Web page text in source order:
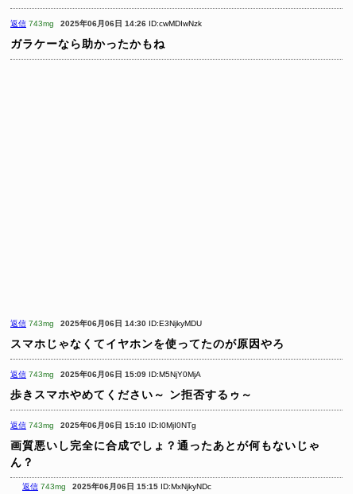
返信 743mg 2025年06月06日 14:26 ID:cwMDIwNzk
ガラケーなら助かったかもね
返信 743mg 2025年06月06日 14:30 ID:E3NjkyMDU
スマホじゃなくてイヤホンを使ってたのが原因やろ
返信 743mg 2025年06月06日 15:09 ID:M5NjY0MjA
歩きスマホやめてください～ ン拒否するゥ～
返信 743mg 2025年06月06日 15:10 ID:I0MjI0NTg
画質悪いし完全に合成でしょ？通ったあとが何もないじゃ
ん？
返信 743mg 2025年06月06日 15:15 ID:MxNjkyNDc